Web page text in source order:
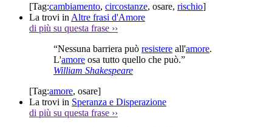
[Tag:cambiamento, circostanze, osare, rischio]
La trovi in Altre frasi d'Amore
di più su questa frase ››
“Nessuna barriera può resistere all'amore.
L'amore osa tutto quello che può.”
William Shakespeare
[Tag:amore, osare]
La trovi in Speranza e Disperazione
di più su questa frase ››